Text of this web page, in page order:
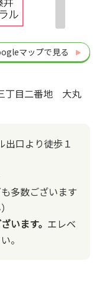
マップで見る
丁目二番地 大丸
出口より徒歩１
多数ございます
います。 エレベ
。